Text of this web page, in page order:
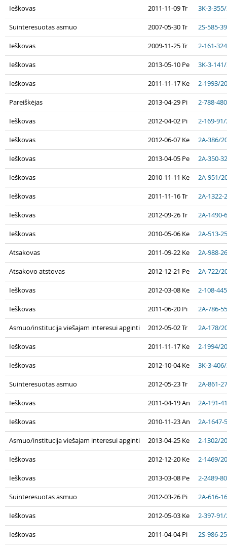
Ieškovas 2011-11-09 Tr 3K-3-
Suinteresuotas asmuo 2007-05-30 Tr 2S-585-
Ieškovas 2009-11-25 Tr 2-161-
Ieškovas 2013-05-10 Pe 3K-3-
Ieškovas 2011-11-17 Ke 2-1993/
Pareiškėjas 2013-04-29 Pi 2-788-
Ieškovas 2012-04-02 Pi 2-169-
Ieškovas 2012-06-07 Ke 2A-386/
Ieškovas 2013-04-05 Pe 2A-350-
Ieškovas 2010-11-11 Ke 2A-951/
Ieškovas 2011-11-16 Tr 2A-1322-
Ieškovas 2012-09-26 Tr 2A-1490-
Ieškovas 2010-05-06 Ke 2A-513-
Atsakovas 2011-09-22 Ke 2A-988-
Atsakovo atstovas 2012-12-21 Pe 2A-722/
Ieškovas 2012-03-08 Ke 2-108-
Ieškovas 2011-06-20 Pi 2A-786-
Asmuo/institucija viešajam interesui apginti 2012-05-02 Tr 2A-178/
Ieškovas 2011-11-17 Ke 2-1994/
Ieškovas 2012-10-04 Ke 3K-3-
Suinteresuotas asmuo 2012-05-23 Tr 2A-861-
Ieškovas 2011-04-19 An 2A-191-
Ieškovas 2010-11-23 An 2A-1647-
Asmuo/institucija viešajam interesui apginti 2013-04-25 Ke 2-1302/
Ieškovas 2012-12-20 Ke 2-1469/
Ieškovas 2013-03-08 Pe 2-2489-
Suinteresuotas asmuo 2012-03-26 Pi 2A-616-
Ieškovas 2012-05-03 Ke 2-397-
Ieškovas 2011-04-04 Pi 2S-986-